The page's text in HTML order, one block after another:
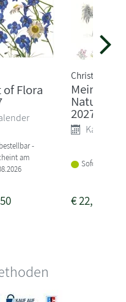
of Flora
-
am
Christopher
Mein
2027
Kalender
Sofort
€22,00